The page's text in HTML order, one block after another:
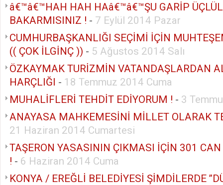
â€™â€™HAH HAH HAâ€™â€™ŞU GARİP
BAKARMISINIZ ! - 7 Eylül 2014 Pazar
CUMHURBAŞKANLIĞI SEÇİMİ İÇİN
(( ÇOK İLGİNÇ )) - 5 Ağustos 2014 Salı
ÖZKAYMAK TURİZMİN VATANDAŞLARDAN
HARÇLIĞI - 18 Temmuz 2014 Cuma
MUHALİFLERİ TEHDİT EDİYORUM ! - 3
ANAYASA MAHKEMESİNİ MİLLET OLARAK
21 Haziran 2014 Cumartesi
TAŞERON YASASININ ÇIKMASI İÇİN 301
! - 6 Haziran 2014 Cuma
KONYA / EREĞLİ BELEDİYESİ ŞİMDİLERDE